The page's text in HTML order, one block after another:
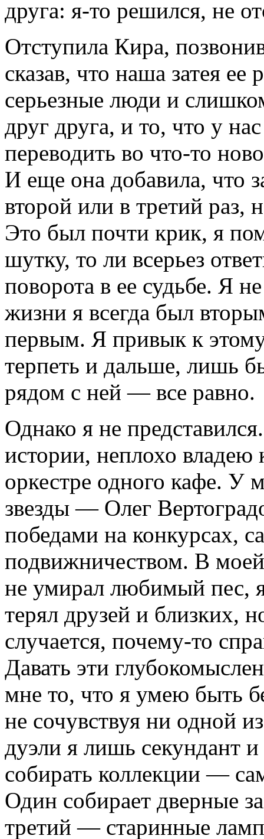
друга: я-то решился, не
Отступила Кира,
сказав, что наша затея
серьезные люди и
друг друга, и то, что у
переводить во что-то
И еще она добавила, что
второй или в третий раз,
Это был почти крик, я
шутку, то ли всерьез
поворота в ее судьбе. Я
жизни я всегда был
первым. Я привык к
терпеть и дальше, лишь
рядом с ней — все равно.
Однако я не
истории, неплохо владею
оркестре одного кафе. У
звезды — Олег
победами на конкурсах,
подвижничеством. В
не умирал любимый пес,
терял друзей и близких,
случается, почему-то
Давать эти
мне то, что я умею быть
не сочувствуя ни одной
дуэли я лишь секундант
собирать коллекции —
Один собирает дверные
третий — старинные